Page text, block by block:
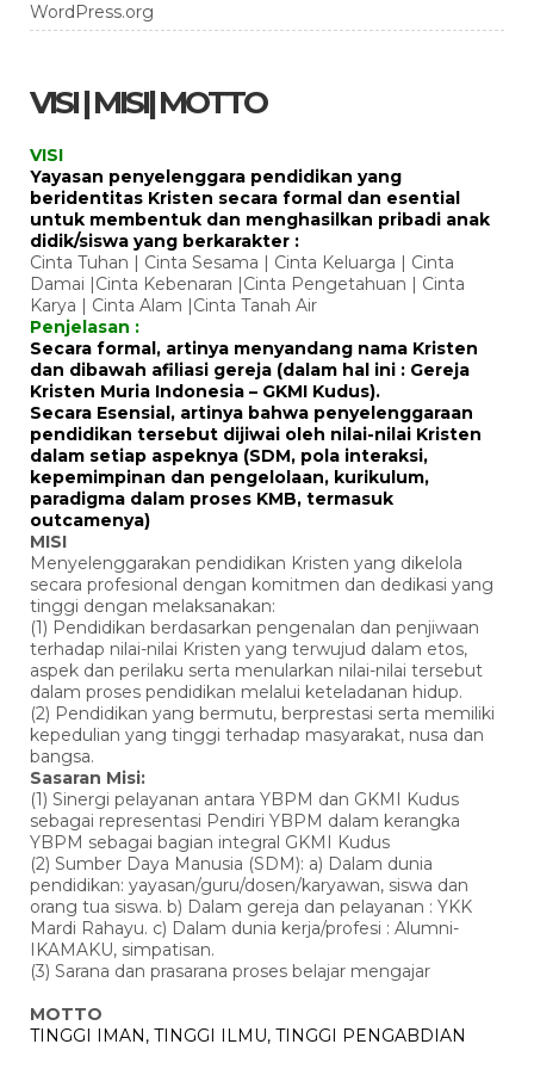
WordPress.org
VISI | MISI| MOTTO
VISI
Yayasan penyelenggara pendidikan yang
beridentitas Kristen secara formal dan esential
untuk membentuk dan menghasilkan pribadi anak
didik/siswa yang berkarakter :
Cinta Tuhan | Cinta Sesama | Cinta Keluarga | Cinta
Damai |Cinta Kebenaran |Cinta Pengetahuan | Cinta
Karya | Cinta Alam |Cinta Tanah Air
Penjelasan :
Secara formal, artinya menyandang nama Kristen
dan dibawah afiliasi gereja (dalam hal ini : Gereja
Kristen Muria Indonesia – GKMI Kudus).
Secara Esensial, artinya bahwa penyelenggaraan
pendidikan tersebut dijiwai oleh nilai-nilai Kristen
dalam setiap aspeknya (SDM, pola interaksi,
kepemimpinan dan pengelolaan, kurikulum,
paradigma dalam proses KMB, termasuk
outcamenya)
MISI
Menyelenggarakan pendidikan Kristen yang dikelola
secara profesional dengan komitmen dan dedikasi yang
tinggi dengan melaksanakan:
(1) Pendidikan berdasarkan pengenalan dan penjiwaan
terhadap nilai-nilai Kristen yang terwujud dalam etos,
aspek dan perilaku serta menularkan nilai-nilai tersebut
dalam proses pendidikan melalui keteladanan hidup.
(2) Pendidikan yang bermutu, berprestasi serta memiliki
kepedulian yang tinggi terhadap masyarakat, nusa dan
bangsa.
Sasaran Misi:
(1) Sinergi pelayanan antara YBPM dan GKMI Kudus
sebagai representasi Pendiri YBPM dalam kerangka
YBPM sebagai bagian integral GKMI Kudus
(2) Sumber Daya Manusia (SDM): a) Dalam dunia
pendidikan: yayasan/guru/dosen/karyawan, siswa dan
orang tua siswa. b) Dalam gereja dan pelayanan : YKK
Mardi Rahayu. c) Dalam dunia kerja/profesi : Alumni-
IKAMAKU, simpatisan.
(3) Sarana dan prasarana proses belajar mengajar
MOTTO
TINGGI IMAN, TINGGI ILMU, TINGGI PENGABDIAN